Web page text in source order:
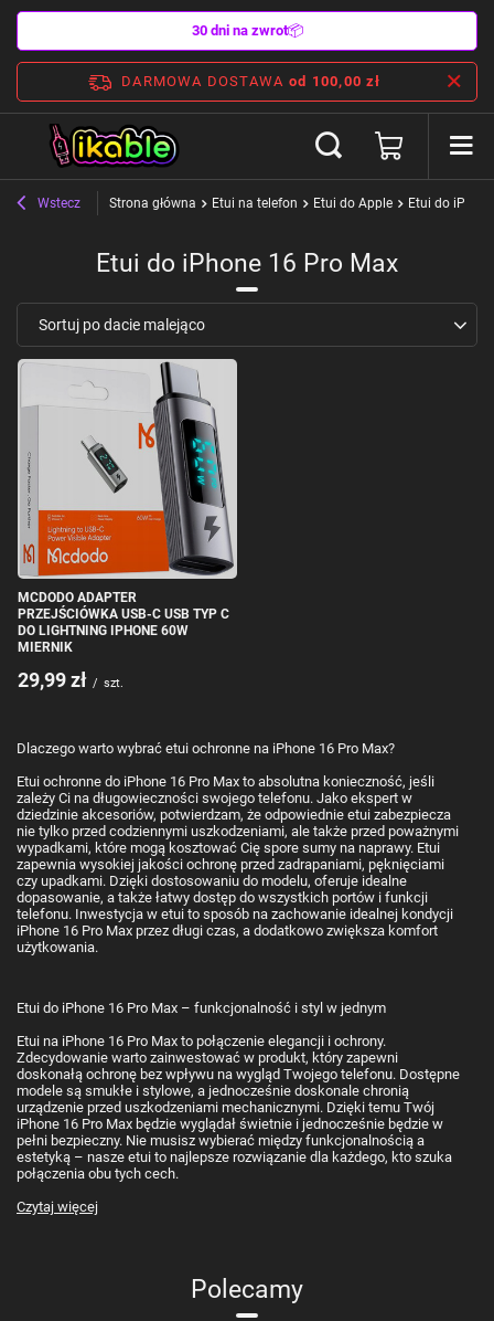
30 dni na zwrot📦
DARMOWA DOSTAWA od 100,00 zł
Wstecz Strona główna Etui na telefon Etui do Apple Etui do
Etui do iPhone 16 Pro Max
Zmień sortowanie
Sortuj po dacie malejąco
MCDODO ADAPTER
PRZEJŚCIÓWKA USB-C USB TYP C
DO LIGHTNING IPHONE 60W
MIERNIK
29,99 zł / szt.
Dlaczego warto wybrać etui ochronne na iPhone 16 Pro Max?
Etui ochronne do iPhone 16 Pro Max to absolutna konieczność, jeśli
zależy Ci na długowieczności swojego telefonu. Jako ekspert w
dziedzinie akcesoriów, potwierdzam, że odpowiednie etui zabezpiecza
nie tylko przed codziennymi uszkodzeniami, ale także przed poważnymi
wypadkami, które mogą kosztować Cię spore sumy na naprawy. Etui
zapewnia wysokiej jakości ochronę przed zadrapaniami, pęknięciami
czy upadkami. Dzięki dostosowaniu do modelu, oferuje idealne
dopasowanie, a także łatwy dostęp do wszystkich portów i funkcji
telefonu. Inwestycja w etui to sposób na zachowanie idealnej kondycji
iPhone 16 Pro Max przez długi czas, a dodatkowo zwiększa komfort
użytkowania.
Etui do iPhone 16 Pro Max – funkcjonalność i styl w jednym
Etui na iPhone 16 Pro Max to połączenie elegancji i ochrony.
Zdecydowanie warto zainwestować w produkt, który zapewni
doskonałą ochronę bez wpływu na wygląd Twojego telefonu. Dostępne
modele są smukłe i stylowe, a jednocześnie doskonale chronią
urządzenie przed uszkodzeniami mechanicznymi. Dzięki temu Twój
iPhone 16 Pro Max będzie wyglądał świetnie i jednocześnie będzie w
pełni bezpieczny. Nie musisz wybierać między funkcjonalnością a
estetyką – nasze etui to najlepsze rozwiązanie dla każdego, kto szuka
połączenia obu tych cech.
Czytaj więcej
Polecamy